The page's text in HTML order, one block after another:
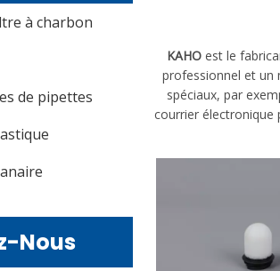
à charbon
de pipettes
Nous
KAHO est le
professionnel et un
spéciaux, par
courrier électronique